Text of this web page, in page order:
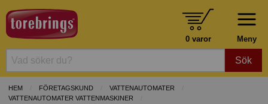
Meny
0 varor
Sök
HEM FÖRETAGSKUND
VATTENAUTOMATER
VATTENAUTOMATER VATTENMASKINER